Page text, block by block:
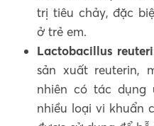
trị tiêu chảy, đặc
ở trẻ em.
Lactobacillus
sản xuất reuterin,
nhiên có tác dụng
nhiều loại vi khuẩn